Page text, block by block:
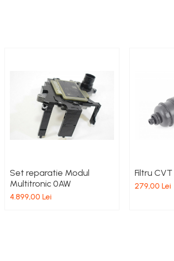
Set reparatie Modul
Multitronic 0AW
4.899,00 Lei
279,00 Lei